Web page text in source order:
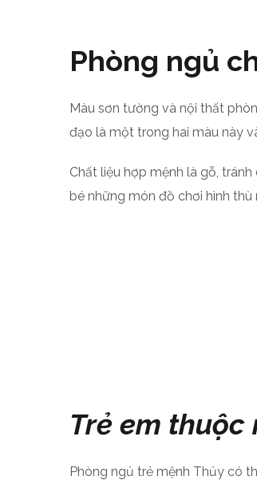
Phòng ngủ
Màu sơn tường và nội thất
đạo là một trong hai màu này
Chất liệu hợp mệnh là gỗ,
bé những món đồ chơi hình thù
Trẻ em thuộc
Phòng ngủ trẻ mệnh Thủy có